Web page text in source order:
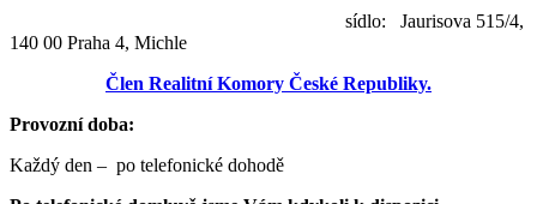
sídlo: Jaurisova 515/4,
140 00 Praha 4, Michle
Člen Realitní Komory České Republiky.
Provozní doba:
Každý den – po telefonické dohodě